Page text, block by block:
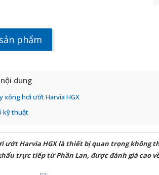
phẩm
dung
xông hơi ướt Harvia HGX
kỹ thuật
ướt Harvia HGX là thiết bị quan trọng không
trực tiếp từ Phần Lan, được đánh giá cao